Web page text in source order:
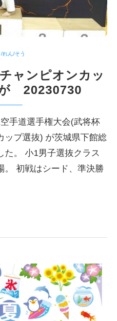
れん/そう
ャンピオンカッ
20230730
手道選手権大会(武将杯
ップ選抜) が茨城県下館総
た。 小1男子選抜クラス
初戦はシード、準決勝